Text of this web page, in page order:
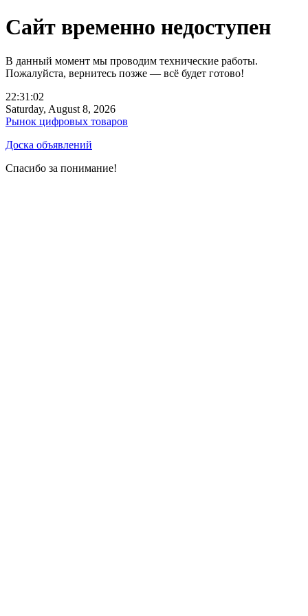
Сайт временно недоступен
В данный момент мы проводим технические работы.
Пожалуйста, вернитесь позже — всё будет готово!
22:31:02
Saturday, August 8, 2026
Рынок цифровых товаров
Доска объявлений
Спасибо за понимание!